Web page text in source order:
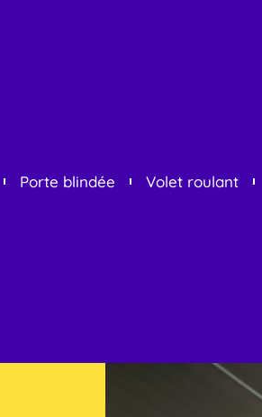
Porte blindée Volet roulant